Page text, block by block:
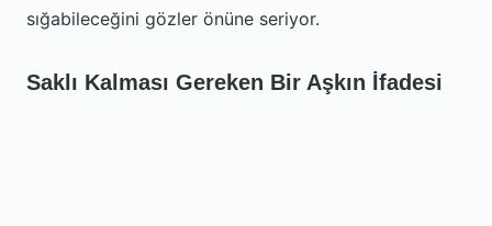
sığabileceğini gözler önüne seriyor.
Saklı Kalması Gereken Bir Aşkın İfadesi